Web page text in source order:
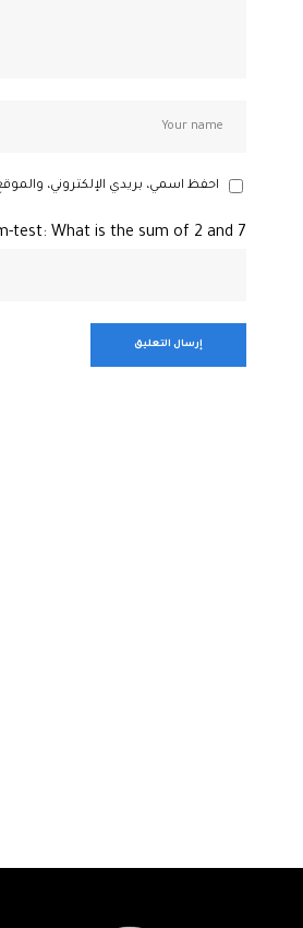
احفظ اسمي، بريدي الإلكتروني،
test: What is the sum of 2 and 7?*